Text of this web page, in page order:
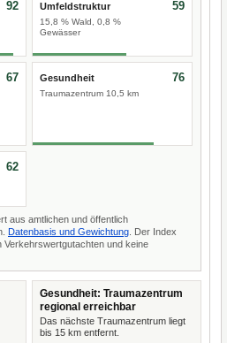
92 Umfeldstruktur
15,8 % Wald, 0,8 %
Gewässer
59
67 Gesundheit
Traumazentrum 10,5 km
76
62
aus amtlichen und öffentlich
Datenbasis und Gewichtung . Der Index
und keine
Gesundheit: Traumazentrum
regional erreichbar
Das nächste Traumazentrum liegt
bis 15 km entfernt.